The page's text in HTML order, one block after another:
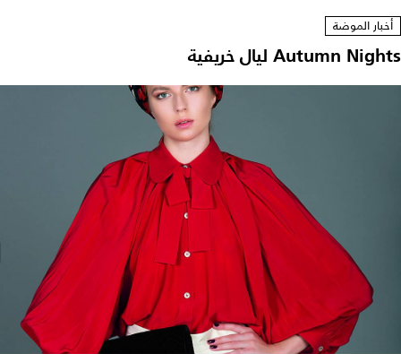
أخبار الموضة
Autumn Nights ليال خريفية